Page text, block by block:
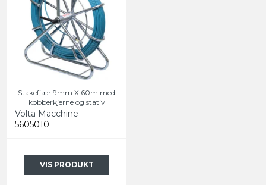
Stakefjær 9mm X 60m med
kobberkjerne og stativ
Volta Macchine
5605010
VIS PRODUKT